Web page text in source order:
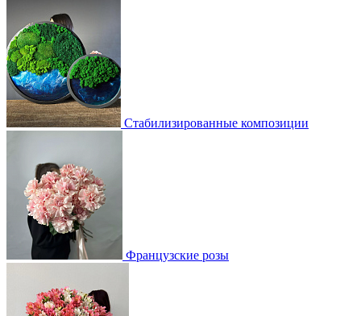
Стабилизированные композиции
Французские розы